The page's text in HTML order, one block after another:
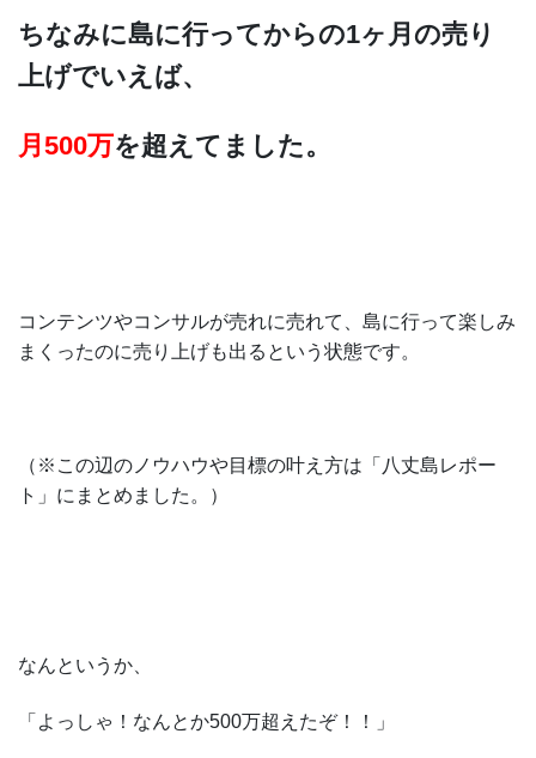
ちなみに島に行ってからの1ヶ月の売り
上げでいえば、
月500万を超えてました。
コンテンツやコンサルが売れに売れて、島に行って楽しみ
まくったのに売り上げも出るという状態です。
（※この辺のノウハウや目標の叶え方は「八丈島レポー
ト」にまとめました。）
なんというか、
「よっしゃ！なんとか500万超えたぞ！！」